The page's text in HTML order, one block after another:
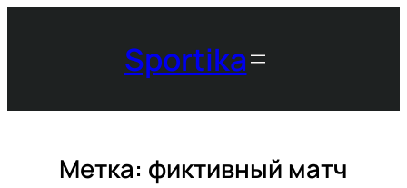
Sportika
Метка: фиктивный матч